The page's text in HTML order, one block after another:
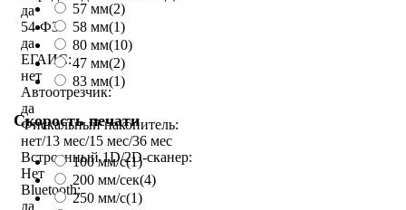
57 мм(2)
58 мм(1)
80 мм(10)
47 мм(2)
83 мм(1)
Скорость печати
100 мм/с(1)
200 мм/сек(4)
250 мм/c(1)
да
54-ФЗ:
да
ЕГАИС:
нет
Автоотрезчик:
да
Фискальный накопитель:
нет/13 мес/15 мес/36 мес
Встроенный 1D/2D-сканер:
Нет
Bluetooth:
да